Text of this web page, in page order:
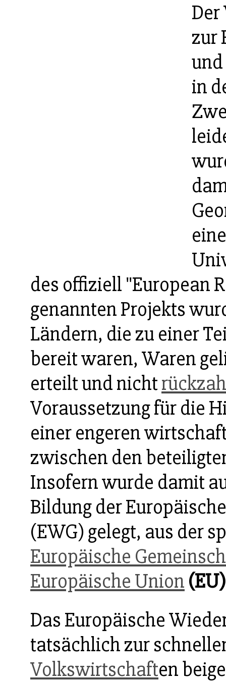
Der
zur
in
des offiziell "European
genannten Projekts
Ländern, die zu einer
bereit waren, Waren
erteilt und nicht
Voraussetzung für die
einer engeren
zwischen den
Insofern wurde damit
Bildung der
(EWG) gelegt, aus der
Europäische
Europäische Union (EU)
Das Europäische
tatsächlich zur
Volkswirtschaften